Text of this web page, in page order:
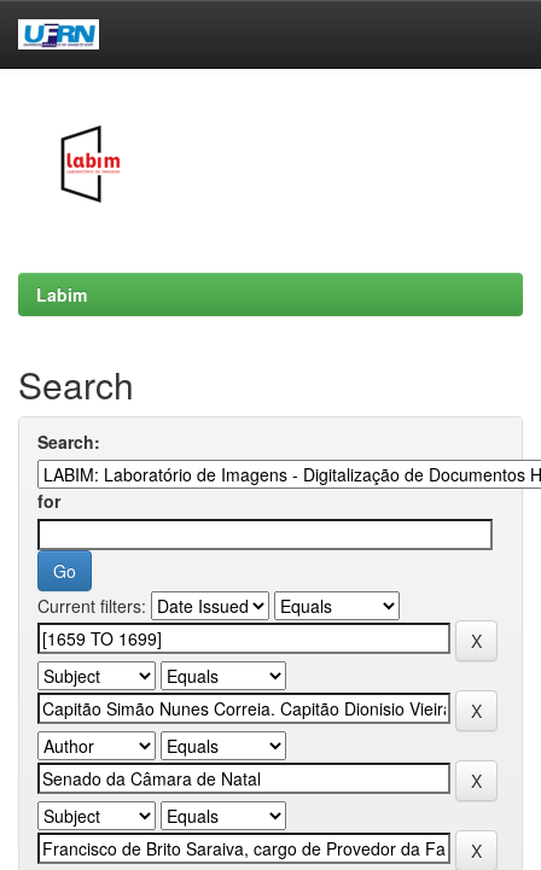
Labim
Search
Search:
for
Current filters: